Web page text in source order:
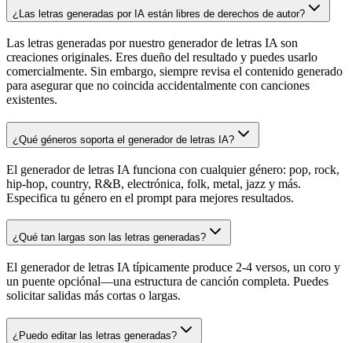
¿Las letras generadas por IA están libres de derechos de autor?
Las letras generadas por nuestro generador de letras IA son
creaciones originales. Eres dueño del resultado y puedes usarlo
comercialmente. Sin embargo, siempre revisa el contenido generado
para asegurar que no coincida accidentalmente con canciones
existentes.
¿Qué géneros soporta el generador de letras IA?
El generador de letras IA funciona con cualquier género: pop, rock,
hip-hop, country, R&B, electrónica, folk, metal, jazz y más.
Especifica tu género en el prompt para mejores resultados.
¿Qué tan largas son las letras generadas?
El generador de letras IA típicamente produce 2-4 versos, un coro y
un puente opciónal—una estructura de canción completa. Puedes
solicitar salidas más cortas o largas.
¿Puedo editar las letras generadas?